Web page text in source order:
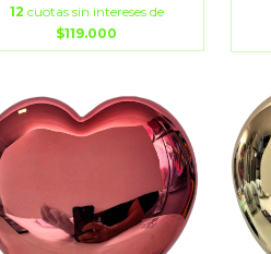
12 cuotas sin intereses de
$119.000